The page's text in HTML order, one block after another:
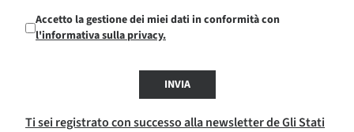
Accetto la gestione dei miei dati in conformità con
l'informativa sulla privacy.
INVIA
Ti sei registrato con successo alla newsletter de Gli Stati